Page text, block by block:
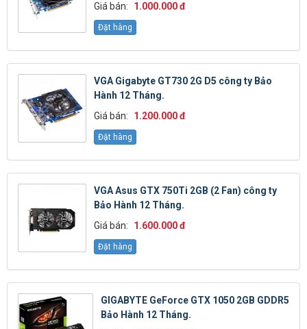
Giá bán:
1.000.000 đ
Đặt hàng
VGA Gigabyte GT730 2G D5 công ty Bảo
Hành 12 Tháng.
Giá bán:
1.200.000 đ
Đặt hàng
VGA Asus GTX 750Ti 2GB (2 Fan) công ty
Bảo Hành 12 Tháng.
Giá bán:
1.600.000 đ
Đặt hàng
GIGABYTE GeForce GTX 1050 2GB GDDR5
Bảo Hành 12 Tháng.